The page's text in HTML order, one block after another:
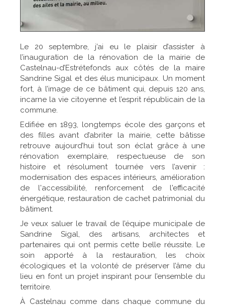
Le 20 septembre, j’ai eu le plaisir d’assister à
l’inauguration de la rénovation de la mairie de
Castelnau-d’Estrétefonds aux côtés de la maire
Sandrine Sigal et des élus municipaux. Un moment
fort, à l’image de ce bâtiment qui, depuis 120 ans,
incarne la vie citoyenne et l’esprit républicain de la
commune.
Edifiée en 1893, longtemps école des garçons et
des filles avant d’abriter la mairie, cette bâtisse
retrouve aujourd’hui tout son éclat grâce à une
rénovation exemplaire, respectueuse de son
histoire et résolument tournée vers l’avenir :
modernisation des espaces intérieurs, amélioration
de l'accessibilité, renforcement de l'efficacité
énergétique, restauration de cachet patrimonial du
bâtiment.
Je veux saluer le travail de l’équipe municipale de
Sandrine Sigal, des artisans, architectes et
partenaires qui ont permis cette belle réussite. Le
soin apporté à la restauration, les choix
écologiques et la volonté de préserver l’âme du
lieu en font un projet inspirant pour l’ensemble du
territoire.
À Castelnau comme dans chaque commune du